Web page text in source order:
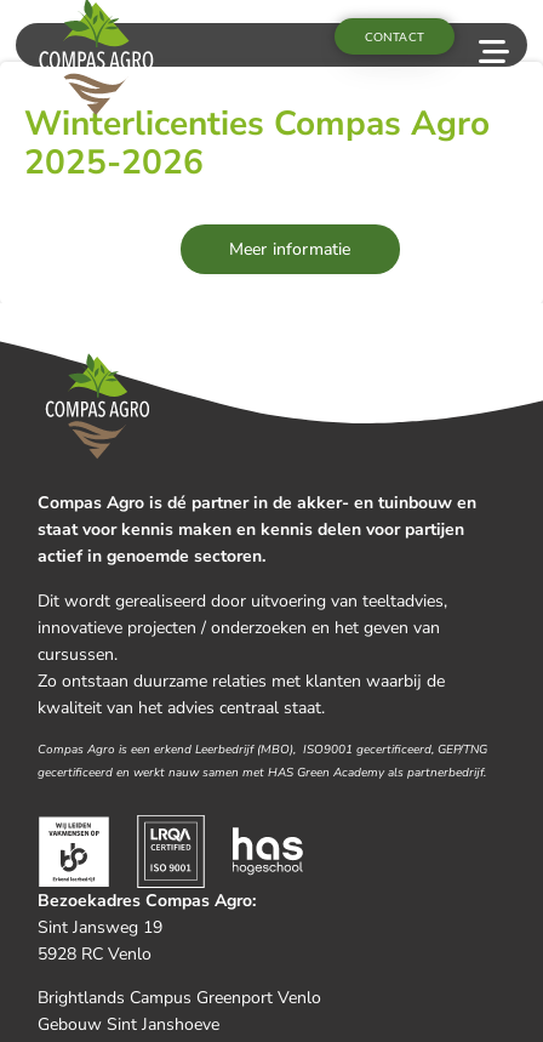
CONTACT
Winterlicenties Compas Agro
2025-2026
Meer informatie
Compas Agro is dé partner in de akker- en tuinbouw en
staat voor kennis maken en kennis delen voor partijen
actief in genoemde sectoren.
Dit wordt gerealiseerd door uitvoering van teeltadvies,
innovatieve projecten / onderzoeken en het geven van
cursussen.
Zo ontstaan duurzame relaties met klanten waarbij de
kwaliteit van het advies centraal staat.
Compas Agro is een erkend Leerbedrijf (MBO), ISO9001 gecertificeerd, GEP/TNG
gecertificeerd en werkt nauw samen met HAS Green Academy als partnerbedrijf.
Bezoekadres Compas Agro:
Sint Jansweg 19
5928 RC Venlo
Brightlands Campus Greenport Venlo
Gebouw Sint Janshoeve